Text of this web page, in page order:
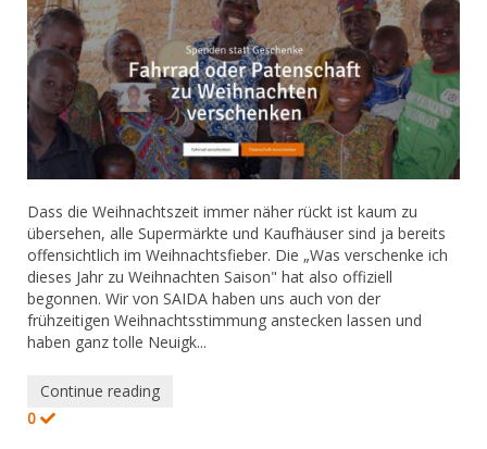
Dass die Weihnachtszeit immer näher rückt ist kaum zu
übersehen, alle Supermärkte und Kaufhäuser sind ja bereits
offensichtlich im Weihnachtsfieber. Die „Was verschenke ich
dieses Jahr zu Weihnachten Saison" hat also offiziell
begonnen. Wir von SAIDA haben uns auch von der
frühzeitigen Weihnachtsstimmung anstecken lassen und
haben ganz tolle Neuigk...
Continue reading
0